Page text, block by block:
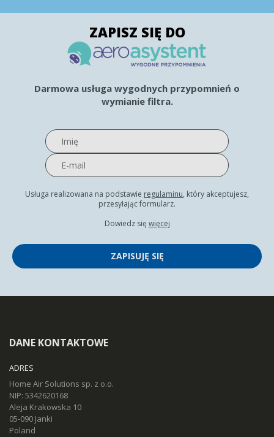
ZAPISZ SIĘ DO
Darmowa usługa wygodnych przypomnień o
wymianie filtra.
Usługa realizowana na podstawie regulaminu, który akceptujesz,
przesyłając formularz.
Dowiedz się więcej
ZAPISUJĘ SIĘ
DANE KONTAKTOWE
ADRES
Home Air Solutions sp. z o.o.
NIP: 5342620168
Aleja Krakowska 10
05-090 Janki
Poland